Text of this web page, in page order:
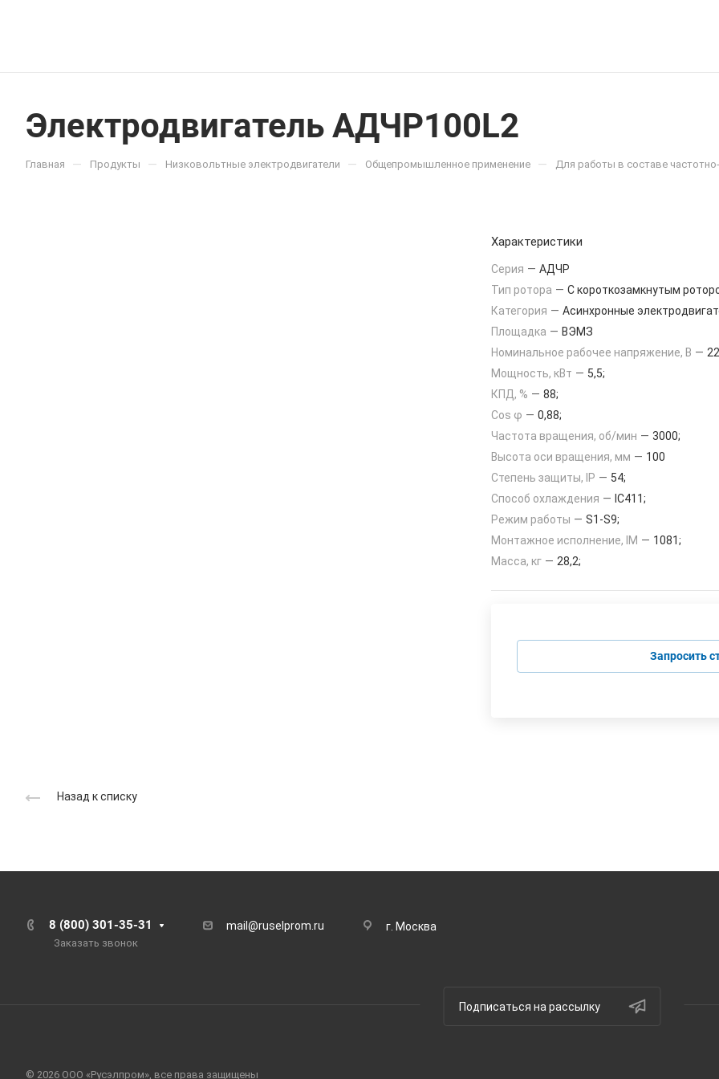
Электродвигатель АДЧР100L2
Главная — Продукты — Низковольтные электродвигатели — Общепромышленное применение — Для работы в составе
Характеристики
Серия — АДЧР
Тип ротора — С короткозамкнутым
Категория — Асинхронные
Площадка — ВЭМЗ
Номинальное рабочее напряжение, В —
Мощность, кВт — 5,5;
КПД, % — 88;
Cos φ — 0,88;
Частота вращения, об/мин — 3000;
Высота оси вращения, мм — 100
Степень защиты, IP — 54;
Способ охлаждения — IC411;
Режим работы — S1-S9;
Монтажное исполнение, IM — 1081;
Масса, кг — 28,2;
Запросить
Назад к списку
8 (800) 301-35-31
Заказать звонок
mail@ruselprom.ru г. Москва
© 2026 ООО «Русэлпром», все права защищены
Подписаться на рассылку